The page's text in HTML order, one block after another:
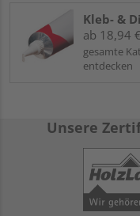
Kleb- &
ab 18,94
gesamte
entdecken
Unsere